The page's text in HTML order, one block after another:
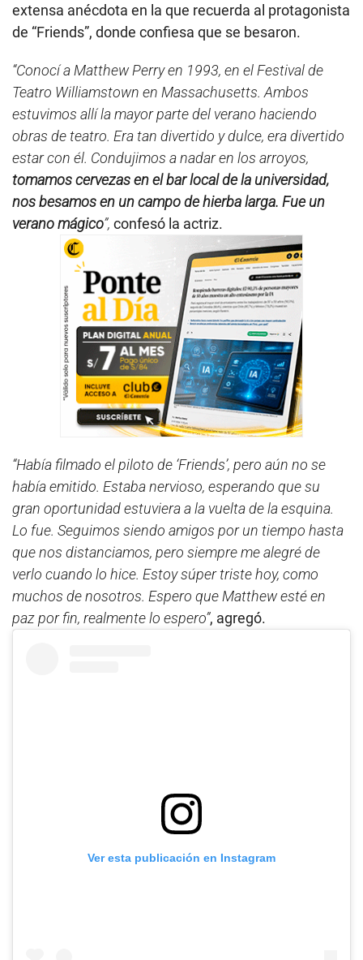
extensa anécdota en la que recuerda al protagonista
de “Friends”, donde confiesa que se besaron.
“Conocí a Matthew Perry en 1993, en el Festival de
Teatro Williamstown en Massachusetts. Ambos
estuvimos allí la mayor parte del verano haciendo
obras de teatro. Era tan divertido y dulce, era divertido
estar con él. Condujimos a nadar en los arroyos,
tomamos cervezas en el bar local de la universidad,
nos besamos en un campo de hierba larga. Fue un
verano mágico”, confesó la actriz.
“Había filmado el piloto de ‘Friends’, pero aún no se
había emitido. Estaba nervioso, esperando que su
gran oportunidad estuviera a la vuelta de la esquina.
Lo fue. Seguimos siendo amigos por un tiempo hasta
que nos distanciamos, pero siempre me alegré de
verlo cuando lo hice. Estoy súper triste hoy, como
muchos de nosotros. Espero que Matthew esté en
paz por fin, realmente lo espero”, agregó.
Ver esta publicación en Instagram